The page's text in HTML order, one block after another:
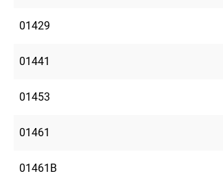
01429
01441
01453
01461
01461B